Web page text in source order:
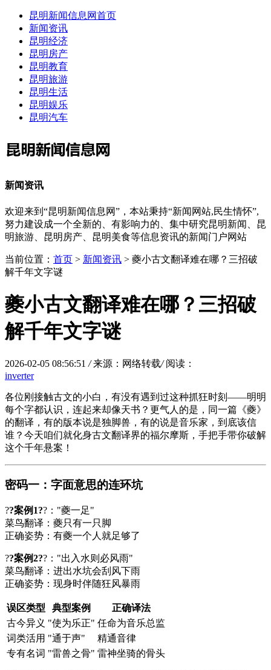
昆明新闻信息网首页
新闻资讯
昆明经济
昆明房产
昆明教育
昆明旅游
昆明生活
昆明娱乐
昆明汽车
新闻资讯
欢迎来到“昆明新闻信息网”，本站秉持“新闻网站,民生情怀”,
努力建设成一个全新的、有影响力的、集中研究昆明新闻、昆
明旅游、昆明房产、昆明美食等信息资讯的新闻门户网站
当前位置： 首页 > 新闻资讯 > 夔小古文翻译难在哪？三招破
解千年文字谜
夔小古文翻译难在哪？三招破
解千年文字谜
2026-02-05 08:56:51/ 来源：网络转载/ 阅读：
inverter
各位刚接触古文的小白，有没有遇到过这种抓狂时刻——明明
每个字都认识，连起来却像天书？更气人的是，同一篇《夔》
的翻译，有的版本说是独脚兽，有的说是音乐家，到底该信
谁？今天咱们就化身古文翻译界的福尔摩斯，手把手带你破解
这个千年悬案！
密码一：字面意思的连环坑
??案例1??："夔一足"
菜鸟翻译：夔只有一只脚
正确姿势：有夔一个人就足够了
??案例2??："出入水则必风雨"
菜鸟翻译：进出水坑会刮风下雨
正确姿势：现身时伴随狂风暴雨
误区类型 典型案例
正确译法
古今异义 "使为乐正" 任命为音乐总监
词类活用 "通于声"
精通音律
专有名词 "雷兽之骨" 雷神坐骑的骨头